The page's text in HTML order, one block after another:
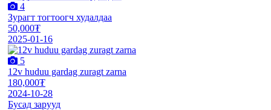
4
Зурагт тогтоогч худалдаа
50,000₮
2025-01-16
5
12v huduu gardag zuragt zarna
180,000₮
2024-10-28
Бусад зарууд